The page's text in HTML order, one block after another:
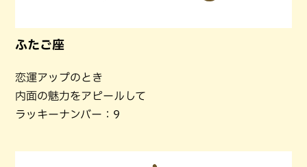
ふたご座
恋運アップのとき
内面の魅力をアピールして
ラッキーナンバー：9